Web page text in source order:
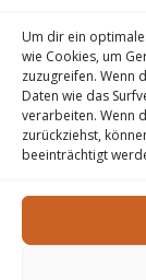
Um dir ein
wie Cookies, um
zuzugreifen. Wenn
Daten wie das
verarbeiten. Wenn
zurückziehst,
beeinträchtigt